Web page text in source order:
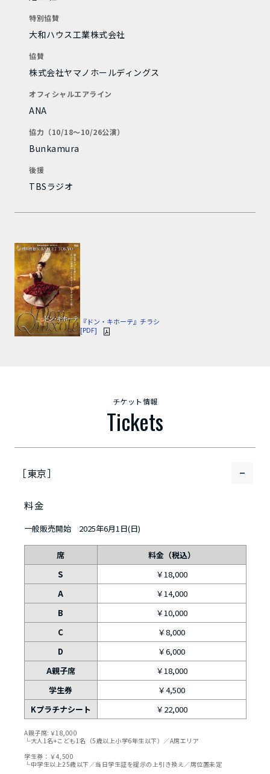
特別協賛
大和ハウス工業株式会社
協賛
株式会社ヤマノホールディングス
オフィシャルエアライン
ANA
協力（10/18～10/26公演）
Bunkamura
後援
TBSラジオ
『ドン・キホーテ』チラシ
[PDF]
チケット情報
Tickets
［東京］
料金
一般販売開始 2025年6月1日(日)
席
S
A
B
C
D
A親子席
学生券
Kプラチナシート
料金（税込）
￥18,000
￥14,000
￥10,000
￥8,000
￥6,000
￥18,000
￥4,500
￥22,000
A親子席:￥18,000
└大人1名+こども1名（5歳以上小学6年生以下）／A席エリア
学生券：￥4,500
└中学生以上25歳以下／当日学生証を提示の上引き換え／席位置未定